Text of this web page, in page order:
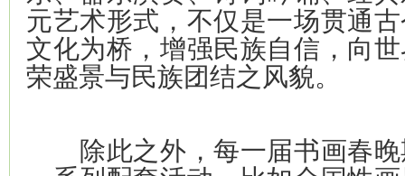
元艺术形式，不仅是一场贯通
文化为桥，增强民族自信，向
荣盛景与民族团结之风貌。
除此之外，每一届书画春晚